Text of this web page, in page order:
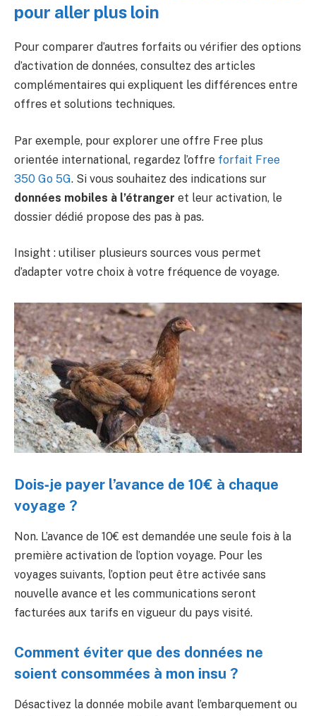
pour aller plus loin
Pour comparer d’autres forfaits ou vérifier des options
d’activation de données, consultez des articles
complémentaires qui expliquent les différences entre
offres et solutions techniques.
Par exemple, pour explorer une offre Free plus
orientée international, regardez l’offre forfait Free
350 Go 5G. Si vous souhaitez des indications sur
données mobiles à l’étranger et leur activation, le
dossier dédié propose des pas à pas.
Insight : utiliser plusieurs sources vous permet
d’adapter votre choix à votre fréquence de voyage.
Dois‑je payer l’avance de 10€ à chaque
voyage ?
Non. L’avance de 10€ est demandée une seule fois à la
première activation de l’option voyage. Pour les
voyages suivants, l’option peut être activée sans
nouvelle avance et les communications seront
facturées aux tarifs en vigueur du pays visité.
Comment éviter que des données ne
soient consommées à mon insu ?
Désactivez la donnée mobile avant l’embarquement ou